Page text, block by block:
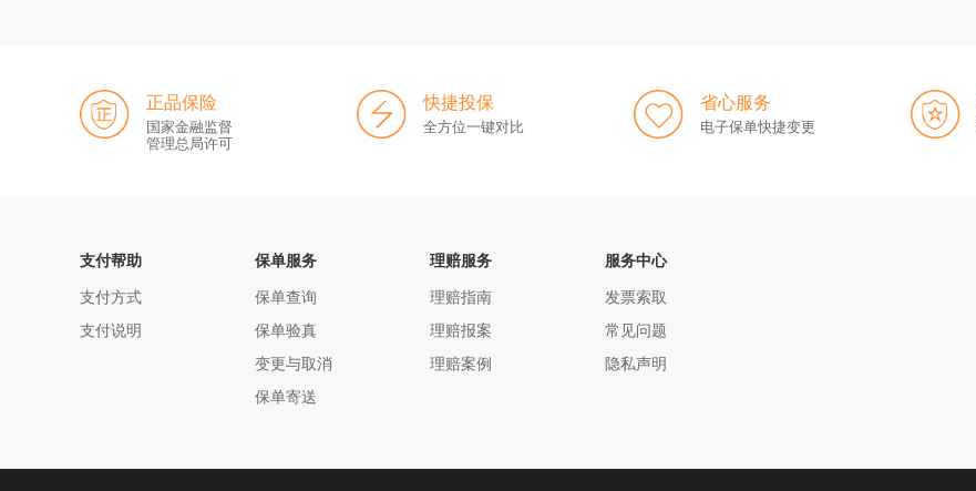
正品保险
国家金融监督
管理总局许可
快捷投保
全方位一键对比
省心服务
电子保单快捷变更
支付帮助
支付方式
支付说明
保单服务
保单查询
保单验真
变更与取消
保单寄送
理赔服务
理赔指南
理赔报案
理赔案例
服务中心
发票索取
常见问题
隐私声明